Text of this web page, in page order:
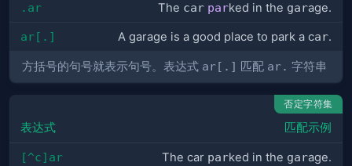
.ar The car parked in the garage.
ar[.] A garage is a good place to park a car.
方括号的句号就表示句号。表达式 ar[.] 匹配 ar. 字符串
否定字符集
表达式 匹配示例
[^c]ar The car parked in the garage.